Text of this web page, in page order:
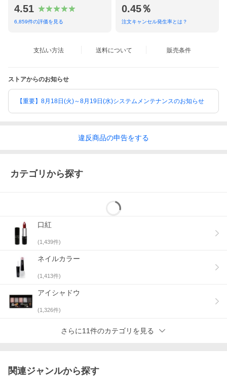
4.51
6,859件の評価を見る
0.45％
注文キャンセル発生率とは？
支払い方法 送料について 販売条件
ストアからのお知らせ
【重要】8月18日(火)～8月19日(水)システムメンテナンスのお知らせ
違反商品の申告をする
カテゴリから探す
口紅
(1,439件)
ネイルカラー
(1,413件)
アイシャドウ
(1,326件)
さらに11件のカテゴリを見る
関連ジャンルから探す